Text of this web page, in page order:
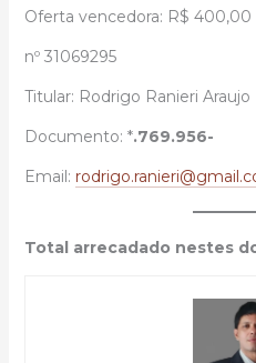
Oferta vencedora: R$ 400,00
nº 31069295
Titular: Rodrigo Ranieri Araujo
Documento: *.769.956-
Email:
Total arrecadado nestes